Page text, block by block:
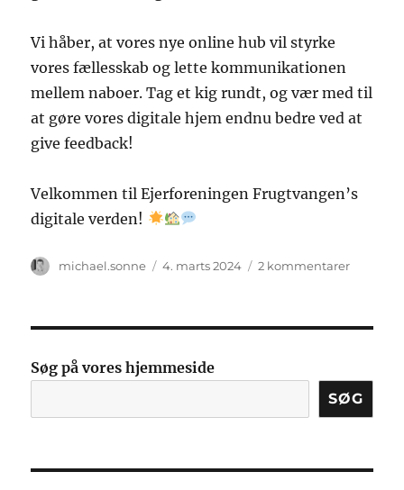
Vi håber, at vores nye online hub vil styrke
vores fællesskab og lette kommunikationen
mellem naboer. Tag et kig rundt, og vær med til
at gøre vores digitale hjem endnu bedre ved at
give feedback!
Velkommen til Ejerforeningen Frugtvangen’s
digitale verden!
Forfatter
michael.sonne Udgivet
4. marts 2024 2 kommentarertil
Hjem!
Søg på vores hjemmeside
SØG